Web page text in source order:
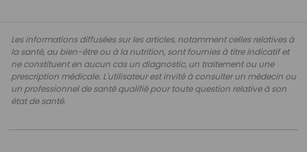
Les informations diffusées sur les articles, notamment celles relatives à
la santé, au bien-être ou à la nutrition, sont fournies à titre indicatif et
ne constituent en aucun cas un diagnostic, un traitement ou une
prescription médicale. L'utilisateur est invité à consulter un médecin ou
un professionnel de santé qualifié pour toute question relative à son
état de santé.